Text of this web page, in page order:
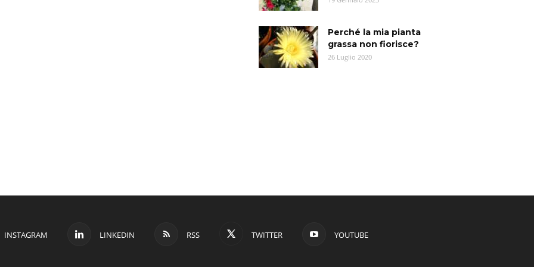
Perché la mia pianta
grassa non fiorisce?
26 Luglio 2020
INSTAGRAM LINKEDIN RSS TWITTER YOUTUBE